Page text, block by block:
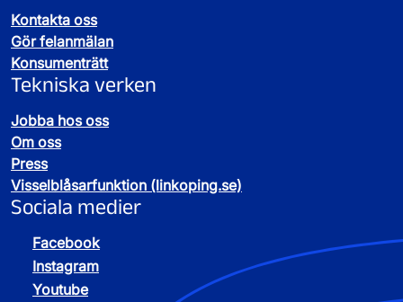
Kontakta oss
Gör felanmälan
Konsumenträtt
Tekniska verken
Jobba hos oss
Om oss
Press
Visselblåsarfunktion (linkoping.se)
Sociala medier
Facebook
Instagram
Youtube